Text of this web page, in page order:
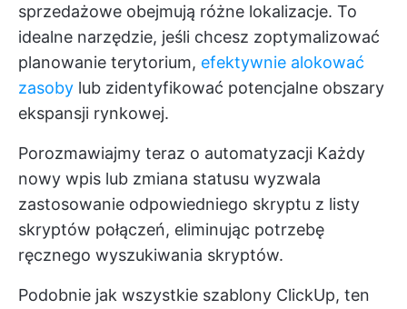
sprzedażowe obejmują różne lokalizacje. To
idealne narzędzie, jeśli chcesz zoptymalizować
planowanie terytorium, efektywnie alokować
zasoby lub zidentyfikować potencjalne obszary
ekspansji rynkowej.
Porozmawiajmy teraz o automatyzacji Każdy
nowy wpis lub zmiana statusu wyzwala
zastosowanie odpowiedniego skryptu z listy
skryptów połączeń, eliminując potrzebę
ręcznego wyszukiwania skryptów.
Podobnie jak wszystkie szablony ClickUp, ten